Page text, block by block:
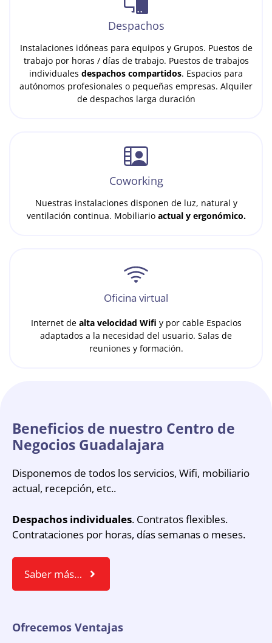
Despachos
Instalaciones idóneas para equipos y Grupos. Puestos de
trabajo por horas / días de trabajo. Puestos de trabajos
individuales despachos compartidos. Espacios para
autónomos profesionales o pequeñas empresas. Alquiler
de despachos larga duración
Coworking
Nuestras instalaciones disponen de luz, natural y
ventilación continua. Mobiliario actual y ergonómico.
Oficina virtual
Internet de alta velocidad Wifi y por cable Espacios
adaptados a la necesidad del usuario. Salas de
reuniones y formación.
Beneficios de nuestro Centro de
Negocios Guadalajara
Disponemos de todos los servicios, Wifi, mobiliario
actual, recepción, etc..
Despachos individuales. Contratos flexibles.
Contrataciones por horas, días semanas o meses.
Saber más…
Ofrecemos Ventajas